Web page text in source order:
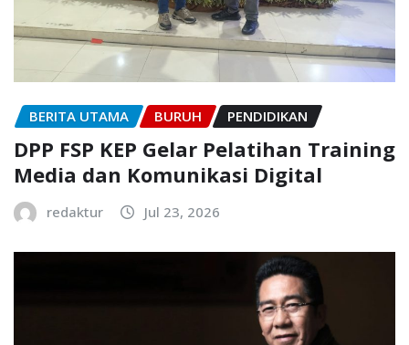
BERITA UTAMA BURUH PENDIDIKAN
DPP FSP KEP Gelar Pelatihan Training
Media dan Komunikasi Digital
redaktur Jul 23, 2026